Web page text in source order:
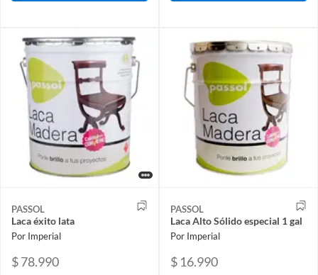
PASSOL
Laca éxito lata
Por Imperial
$ 78.990
PASSOL
Laca Alto Sólido especial 1 gal
Por Imperial
$ 16.990